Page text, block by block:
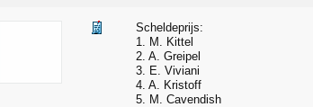
Scheldeprijs:
1. M. Kittel
2. A. Greipel
3. E. Viviani
4. A. Kristoff
5. M. Cavendish